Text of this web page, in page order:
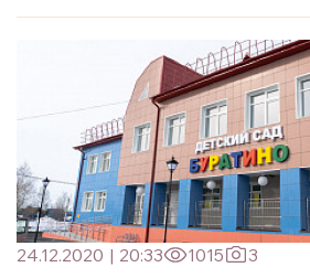
24.12.2020 | 20:33 1015
3